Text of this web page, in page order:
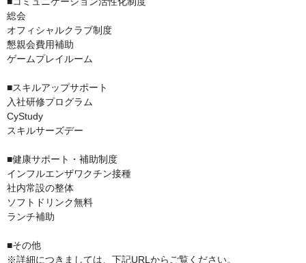
総会
オフィシャルクラブ制度
懇親会費用補助
ゲームプレイルーム
■スキルアップサポート
入社研修プログラム
CyStudy
スキルサーズデー
■健康サポート・補助制度
インフルエンザワクチン接種
社内常設の整体
ソフトドリンク無料
ランチ補助
■その他
※詳細につきましては、下記URLからご覧ください。